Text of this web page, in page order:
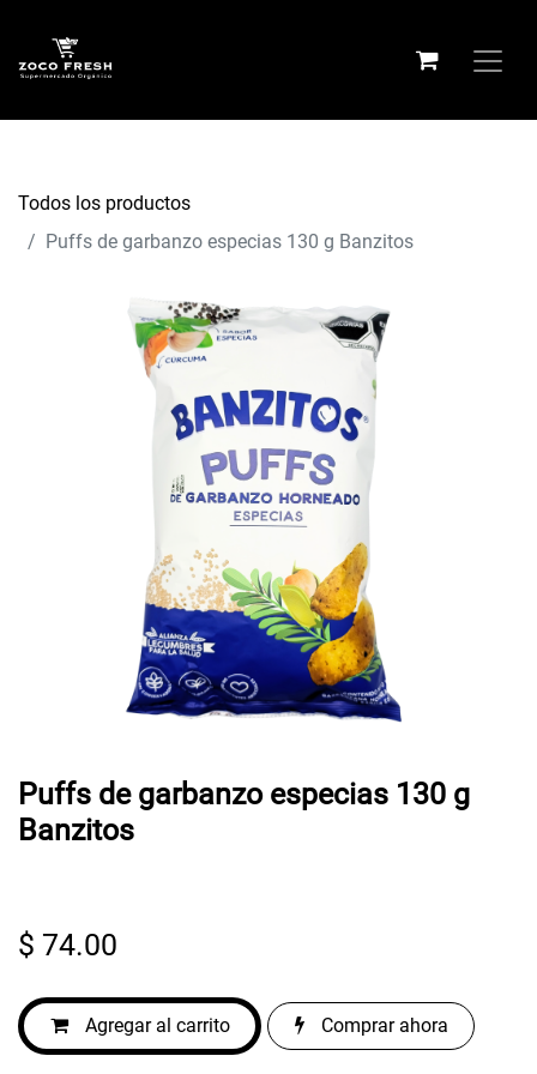
Todos los productos
Puffs de garbanzo especias 130 g Banzitos
Puffs de garbanzo especias 130 g
Banzitos
$ 74.00
Agregar al carrito Comprar ahora